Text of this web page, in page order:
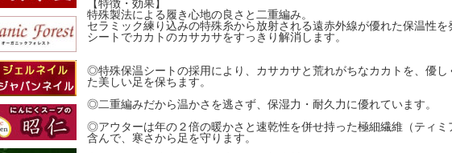
【特徴・効果】
特殊製法による履き心地の良さと二重編み。
セラミック練り込みの特殊糸から放射される遠赤外線が優れた保温性
シートでカカトのカサカサをすっきり解消します。
◎特殊保温シートの採用により、カサカサと荒れがちなカカトを、優し
た美しい足を保ちます。
◎二重編みだから温かさを逃さず、保湿力・耐久力に優れています。
◎アウターは年の２倍の暖かさと速乾性を併せ持った極細繊維（ティミ
含んで、寒さから足を守ります。